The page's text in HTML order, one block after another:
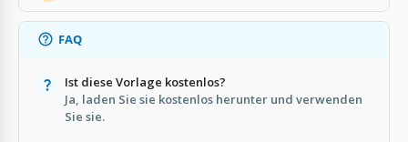
FAQ
Ist diese Vorlage kostenlos?
Ja, laden Sie sie kostenlos herunter und verwenden
Sie sie.